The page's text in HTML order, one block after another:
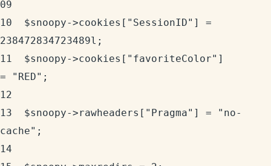
09
10	$snoopy->cookies["SessionID"] =
238472834723489l;
11	$snoopy->cookies["favoriteColor"]
= "RED";
12
13	$snoopy->rawheaders["Pragma"] = "no-
cache";
14